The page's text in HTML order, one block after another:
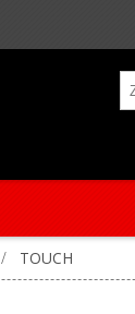
/ TOUCH